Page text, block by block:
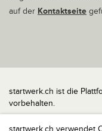
startwerk.ch verwendet
auf der Kontaktseite
startwerk.ch ist die
vorbehalten.
Impressum